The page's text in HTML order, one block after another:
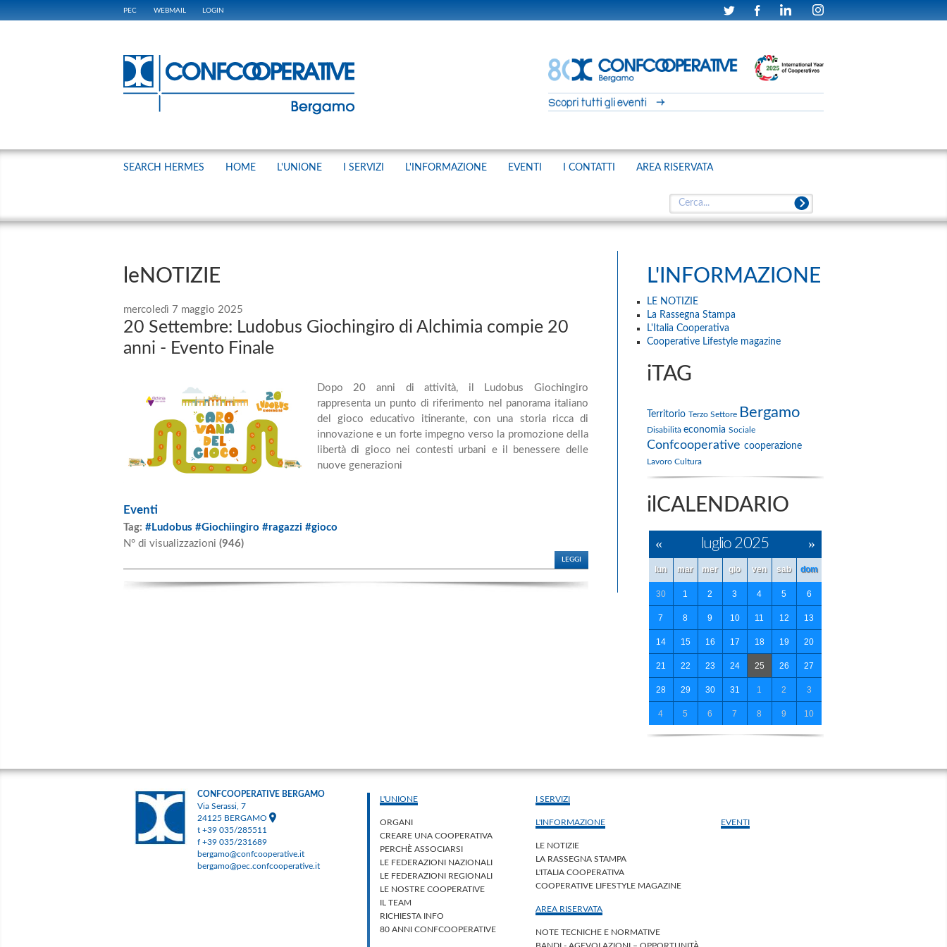
PEC WEBMAIL LOGIN
SEARCH HERMES HOME L'UNIONE I SERVIZI L'INFORMAZIONE EVENTI I CONTATTI AREA RISERVATA
leNOTIZIE
mercoledì 7 maggio 2025
20 Settembre: Ludobus Giochingiro di Alchimia compie 20
anni - Evento Finale
Dopo 20 anni di attività, il Ludobus Giochingiro
rappresenta un punto di riferimento nel panorama italiano
del gioco educativo itinerante, con una storia ricca di
innovazione e un forte impegno verso la promozione della
libertà di gioco nei contesti urbani e il benessere delle
nuove generazioni
Eventi
Tag: #Ludobus #Giochiingiro #ragazzi #gioco
N° di visualizzazioni (946)
LEGGI
L'INFORMAZIONE
LE NOTIZIE
La Rassegna Stampa
L'Italia Cooperativa
Cooperative Lifestyle magazine
iTAG
Territorio Terzo Settore Bergamo
Disabilità economia Sociale
Confcooperative cooperazione
Lavoro Cultura
ilCALENDARIO
« luglio 2025 »
lun mar mer gio ven sab dom
30 1 2 3 4 5 6
7 8 9 10 11 12 13
14 15 16 17 18 19 20
21 22 23 24 25 26 27
28 29 30 31 1 2 3
4 5 6 7 8 9 10
L'UNIONE
ORGANI
CREARE UNA COOPERATIVA
PERCHÈ ASSOCIARSI
LE FEDERAZIONI NAZIONALI
LE FEDERAZIONI REGIONALI
LE NOSTRE COOPERATIVE
IL TEAM
RICHIESTA INFO
80 ANNI CONFCOOPERATIVE
I SERVIZI
L'INFORMAZIONE
LE NOTIZIE
LA RASSEGNA STAMPA
L'ITALIA COOPERATIVA
COOPERATIVE LIFESTYLE MAGAZINE
EVENTI
AREA RISERVATA
NOTE TECNICHE E NORMATIVE
BANDI - AGEVOLAZIONI – OPPORTUNITÀ
CONFCOOPERATIVE BERGAMO
Via Serassi, 7
24125 BERGAMO
t +39 035/285511
f +39 035/231689
bergamo@confcooperative.it
bergamo@pec.confcooperative.it